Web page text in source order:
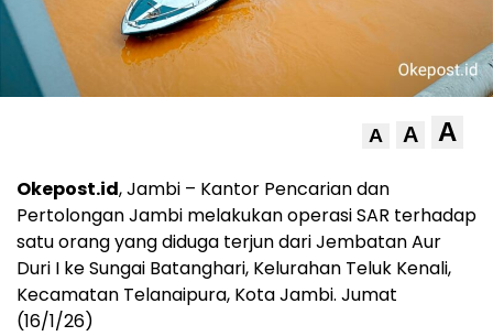
A A A
Okepost.id, Jambi – Kantor Pencarian dan
Pertolongan Jambi melakukan operasi SAR terhadap
satu orang yang diduga terjun dari Jembatan Aur
Duri I ke Sungai Batanghari, Kelurahan Teluk Kenali,
Kecamatan Telanaipura, Kota Jambi. Jumat
(16/1/26)